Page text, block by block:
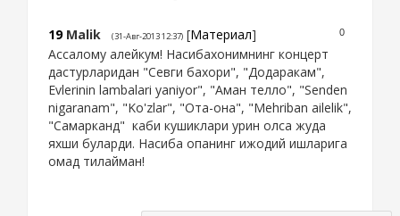
0
19 Malik (31-Авг-2013 12:37) [Материал]
Ассалому алейкум! Насибахонимнинг концерт
дастурларидан "Севги бахори", "Додаракам",
Evlerinin lambalari yaniyor", "Аман телло", "Senden
nigaranam", "Ko'zlar", "Ота-она", "Mehriban ailelik",
"Самарканд" каби кушиклари урин олса жуда
яхши буларди. Насиба опанинг ижодий ишларига
омад тилайман!